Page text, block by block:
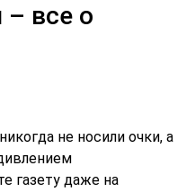
– все о
не носили очки, а
газету даже на